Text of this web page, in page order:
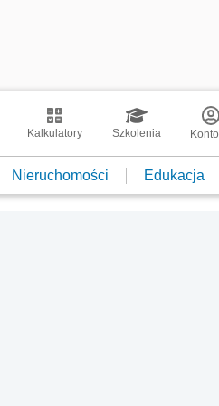
Kalkulatory Szkolenia Konto
Nieruchomości Edukacja